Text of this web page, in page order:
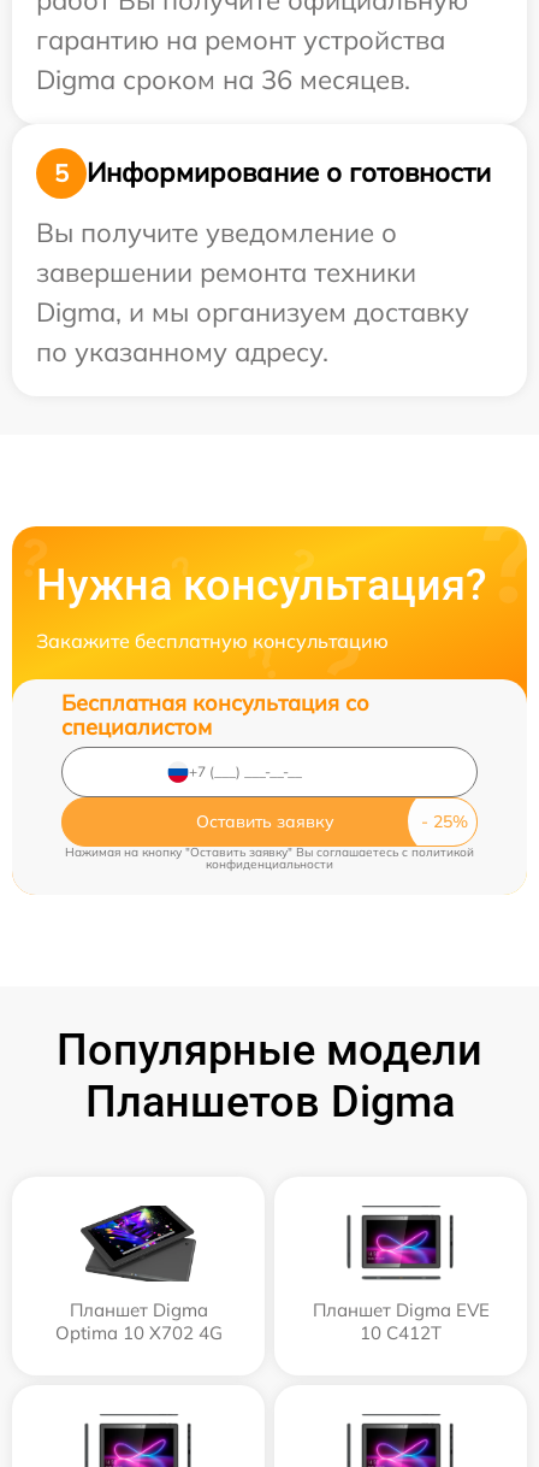
гарантию на ремонт устройства
Digma сроком на 36 месяцев.
5
Информирование о готовности
Вы получите уведомление о
завершении ремонта техники
Digma, и мы организуем доставку
по указанному адресу.
Нужна консультация?
Закажите бесплатную консультацию
Бесплатная консультация со
специалистом
Оставить заявку
Нажимая на кнопку "Оставить заявку" Вы соглашаетесь cполитикой
конфиденциальности
Популярные модели
Планшетов Digma
Планшет Digma
Optima 10 X702 4G
Планшет Digma EVE
10 C412T